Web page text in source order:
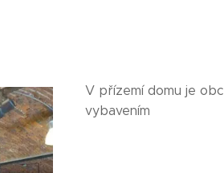
V přízemí domu je
vybavením